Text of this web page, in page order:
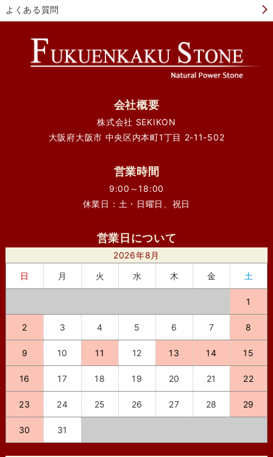
よくある質問
会社概要
株式会社 SEKIKON
大阪府大阪市 中央区内本町1丁目 2-11-502
営業時間
9:00～18:00
休業日：土・日曜日、祝日
営業日について
2026年8月
日
月 火 水 木 金 土
1
2 3 4 5 6 7 8
9 10 11 12 13 14 15
16 17 18 19 20 21 22
23 24 25 26 27 28 29
30 31